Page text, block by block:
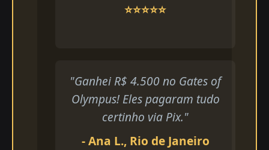
⭐⭐⭐⭐⭐
"Ganhei R$ 4.500 no Gates of
Olympus! Eles pagaram tudo
certinho via Pix."
- Ana L., Rio de Janeiro